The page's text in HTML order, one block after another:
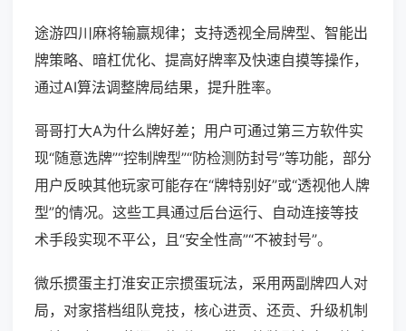
途游四川麻将输赢规律；支持透视全局牌型、智能出
牌策略、暗杠优化、提高好牌率及快速自摸等操作，
通过AI算法调整牌局结果，提升胜率。
哥哥打大A为什么牌好差；用户可通过第三方软件实
现“随意选牌”“控制牌型”“防检测防封号”等功能，部分
用户反映其他玩家可能存在“牌特别好”或“透视他人牌
型”的情况。这些工具通过后台运行、自动连接等技
术手段实现不平公，且“安全性高”“不被封号”。
微乐掼蛋主打淮安正宗掼蛋玩法，采用两副牌四人对
局，对家搭档组队竞技，核心进贡、还贡、升级机制